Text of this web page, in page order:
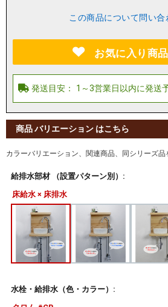
この商品について問い合
お気に入り商
商品 バリエーション はこちら
カラーバリエーション、関連商品、同シリーズ品
給排水部材 （設置パターン別）:
床給水 × 床排水
水栓・給排水（色・カラー）: